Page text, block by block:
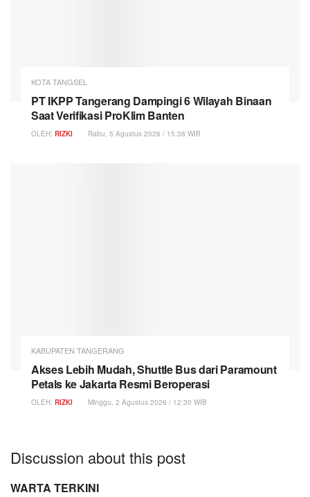
KOTA TANGSEL
PT IKPP Tangerang Dampingi 6 Wilayah Binaan
Saat Verifikasi ProKlim Banten
OLEH: RIZKI Rabu, 5 Agustus 2026 / 15:38 WIB
KABUPATEN TANGERANG
Akses Lebih Mudah, Shuttle Bus dari Paramount
Petals ke Jakarta Resmi Beroperasi
OLEH: RIZKI Minggu, 2 Agustus 2026 / 12:30 WIB
Discussion about this post
WARTA TERKINI